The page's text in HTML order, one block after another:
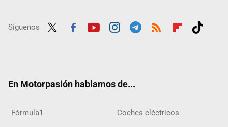
Síguenos
En Motorpasión hablamos de...
Fórmula1 Coches eléctricos